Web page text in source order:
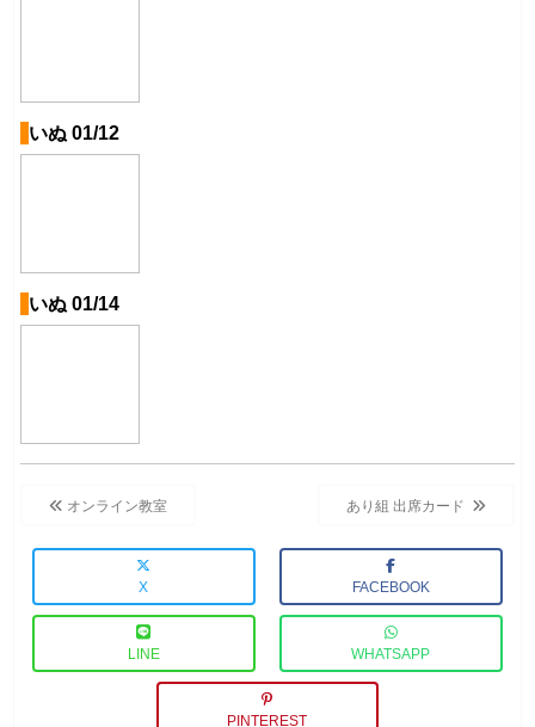
いぬ 01/12
いぬ 01/14
ゲ
シ
オンライン教室 あり組 出席カード
X FACEBOOK
LINE WHATSAPP
PINTEREST